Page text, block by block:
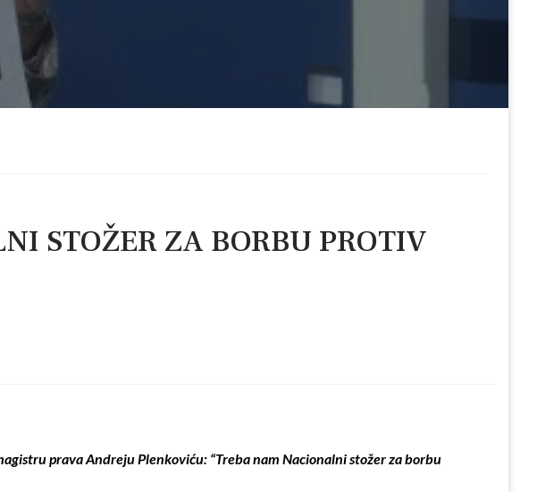
STOŽER ZA BORBU PROTIV
prava Andreju Plenkoviću: “Treba nam Nacionalni stožer za borbu